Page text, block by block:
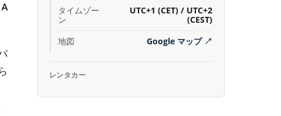
タイムゾー
ン
UTC+1 (CET) / UTC+2
(CEST)
地図
Google マップ↗
レンタカー